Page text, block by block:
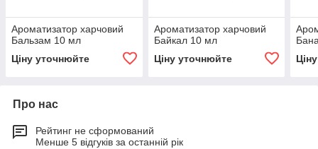
Ароматизатор харчовий
Бальзам 10 мл
Ціну уточнюйте
Ароматизатор харчовий
Байкал 10 мл
Ціну уточнюйте
Про нас
Рейтинг не сформований
Менше 5 відгуків за останній рік